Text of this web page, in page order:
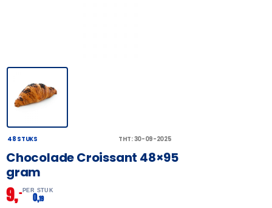
48 STUKS THT: 30-09-2025
Chocolade Croissant 48×95
gram
9,– PER STUK
0,19